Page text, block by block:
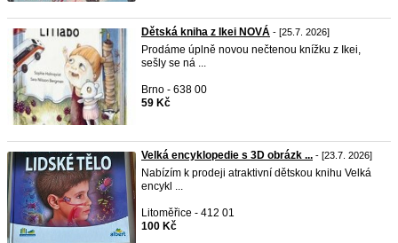
Dětská kniha z Ikei NOVÁ - [25.7. 2026]
Prodáme úplně novou nečtenou knížku z Ikei,
sešly se ná ...
Brno - 638 00
59 Kč
Velká encyklopedie s 3D obrázk ... - [23.7. 2026]
Nabízím k prodeji atraktivní dětskou knihu Velká
encykl ...
Litoměřice - 412 01
100 Kč